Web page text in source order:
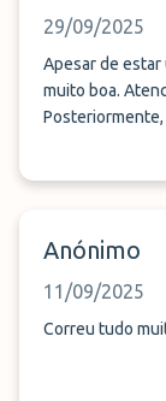
29/09/2025
Apesar de estar
muito boa.
Posteriormente,
Anónimo
11/09/2025
Correu tudo